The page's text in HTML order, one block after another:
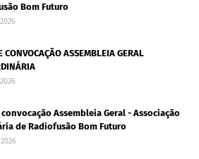
Bom Futuro
CONVOCAÇÃO ASSEMBLEIA GERAL
Assembleia Geral - Associação
de Radiofusão Bom Futuro